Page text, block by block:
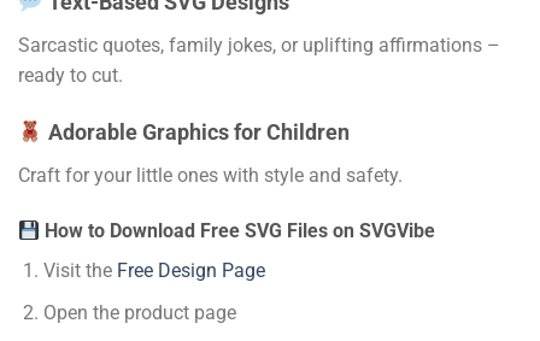
Sarcastic quotes, family jokes, or uplifting affirmations –
ready to cut.
Adorable Graphics for Children
Craft for your little ones with style and safety.
How to Download Free SVG Files on SVGVibe
Visit the Free Design Page
Open the product page